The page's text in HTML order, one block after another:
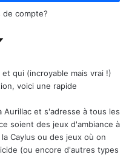
de compte?
qui (incroyable mais vrai !)
voici une rapide
Aurillac et s'adresse à tous les
soient des jeux d'ambiance à
Caylus ou des jeux où on
(ou encore d'autres types